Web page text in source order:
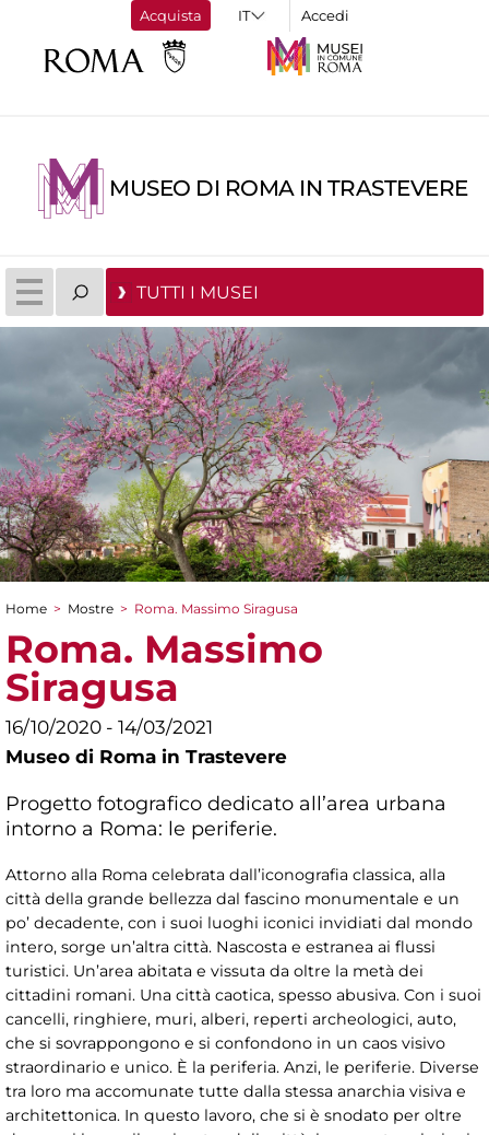
Acquista Accedi
MUSEO DI ROMA IN TRASTEVERE
TUTTI I MUSEI
Tu sei qui
Home > Mostre > Roma. Massimo Siragusa
Roma. Massimo
Siragusa
16/10/2020 - 14/03/2021
Museo di Roma in Trastevere
Progetto fotografico dedicato all’area urbana
intorno a Roma: le periferie.
Attorno alla Roma celebrata dall’iconografia classica, alla
città della grande bellezza dal fascino monumentale e un
po’ decadente, con i suoi luoghi iconici invidiati dal mondo
intero, sorge un’altra città. Nascosta e estranea ai flussi
turistici. Un’area abitata e vissuta da oltre la metà dei
cittadini romani. Una città caotica, spesso abusiva. Con i suoi
cancelli, ringhiere, muri, alberi, reperti archeologici, auto,
che si sovrappongono e si confondono in un caos visivo
straordinario e unico. È la periferia. Anzi, le periferie. Diverse
tra loro ma accomunate tutte dalla stessa anarchia visiva e
architettonica. In questo lavoro, che si è snodato per oltre